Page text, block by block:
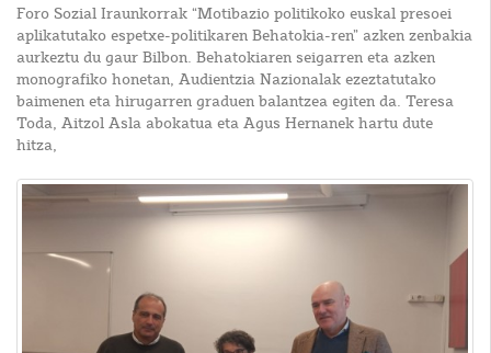
Foro Sozial Iraunkorrak “Motibazio politikoko euskal presoei
aplikatutako espetxe-politikaren Behatokia-ren” azken zenbakia
aurkeztu du gaur Bilbon. Behatokiaren seigarren eta azken
monografiko honetan, Audientzia Nazionalak ezeztatutako
baimenen eta hirugarren graduen balantzea egiten da. Teresa
Toda, Aitzol Asla abokatua eta Agus Hernanek hartu dute
hitza,